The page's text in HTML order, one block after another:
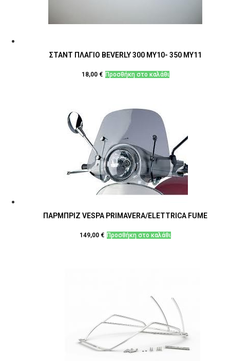
ΣΤΑΝΤ ΠΛΑΓΙΟ BEVERLY 300 MY10- 350 MY11
18,00 € Προσθήκη στο καλάθι
ΠΑΡΜΠΡΙΖ VESPA PRIMAVERA/ELETTRICA FUME
149,00 € Προσθήκη στο καλάθι